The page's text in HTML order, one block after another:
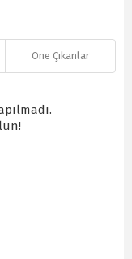
Öne Çıkanlar